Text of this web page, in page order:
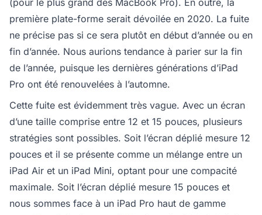
(pour le plus grand des MacBook Pro). En outre, la
première plate-forme serait dévoilée en 2020. La fuite
ne précise pas si ce sera plutôt en début d’année ou en
fin d’année. Nous aurions tendance à parier sur la fin
de l’année, puisque les dernières générations d’iPad
Pro ont été renouvelées à l’automne.
Cette fuite est évidemment très vague. Avec un écran
d’une taille comprise entre 12 et 15 pouces, plusieurs
stratégies sont possibles. Soit l’écran déplié mesure 12
pouces et il se présente comme un mélange entre un
iPad Air et un iPad Mini, optant pour une compacité
maximale. Soit l’écran déplié mesure 15 pouces et
nous sommes face à un iPad Pro haut de gamme